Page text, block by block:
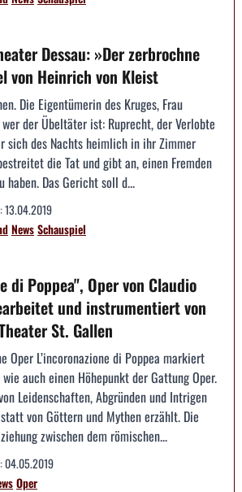
Dessau: »Der zerbrochne
von Heinrich von Kleist
Die Eigentümerin des Kruges, Frau
der Übeltäter ist: Ruprecht, der Verlobte
sich des Nachts heimlich in ihr Zimmer
die Tat und gibt an, einen Fremden
haben. Das Gericht soll d...
13.04.2019
NewsSchauspiel
di Poppea", Oper von Claudio
und instrumentiert von
St. Gallen
Oper L’incoronazione di Poppea markiert
auch einen Höhepunkt der Gattung Oper.
Leidenschaften, Abgründen und Intrigen
von Göttern und Mythen erzählt. Die
zwischen dem römischen...
04.05.2019
Oper